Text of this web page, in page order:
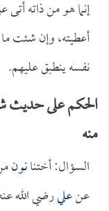
إنما هو من ذاته
أعطيته، وإن شئت
نفسه ينطبق عليهم.
الحكم على حديث
منه
السؤال: أختنانون
عنعليرضي الله